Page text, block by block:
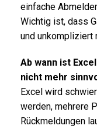
einfache
Wichtig ist, dass
und unkompliziert
Ab wann ist
nicht mehr
Excel wird
werden, mehrere
Rückmeldungen